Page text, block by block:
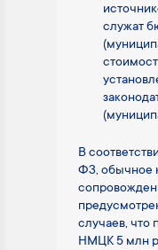
служат
В
ФЗ, обычное
случаев,
НМЦК 5 млн